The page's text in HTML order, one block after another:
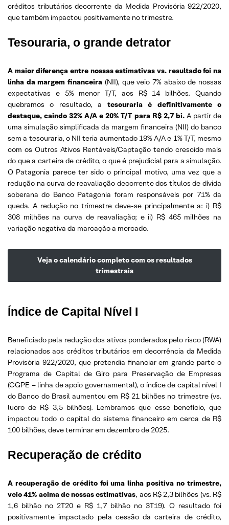
créditos tributários decorrente da Medida Provisória 922/2020,
que também impactou positivamente no trimestre.
Tesouraria, o grande detrator
A maior diferença entre nossas estimativas vs. resultado foi na
linha da margem financeira (NII), que veio 7% abaixo de nossas
expectativas e 5% menor T/T, aos R$ 14 bilhões. Quando
quebramos o resultado, a tesouraria é definitivamente o
destaque, caindo 32% A/A e 20% T/T para R$ 2,7 bi.A partir de
uma simulação simplificada da margem financeira (NII) do banco
sem a tesouraria, o NII teria aumentado 19% A/A e 1% T/T, mesmo
com os Outros Ativos Rentáveis/Captação tendo crescido mais
do que a carteira de crédito, o que é prejudicial para a simulação.
O Patagonia parece ter sido o principal motivo, uma vez que a
redução na curva de reavaliação decorrente dos títulos de dívida
soberana do Banco Patagonia foram responsáveis ​​por 71% da
queda. A redução no trimestre deve-se principalmente a: i) R$
308 milhões na curva de reavaliação; e ii) R$ 465 milhões na
variação negativa da marcação a mercado.
Veja o calendário completo com os resultados
trimestrais
Índice de Capital Nível I
Beneficiado pela redução dos ativos ponderados pelo risco (RWA)
relacionados aos créditos tributários em decorrência da Medida
Provisória 922/2020, que pretendia financiar em grande parte o
Programa de Capital de Giro para Preservação de Empresas
(CGPE – linha de apoio governamental), o índice de capital nível I
do Banco do Brasil aumentou em R$ 21 bilhões no trimestre (vs.
lucro de R$ 3,5 bilhões). Lembramos que esse benefício, que
impactou todo o capital do sistema financeiro em cerca de R$
100 bilhões, deve terminar em dezembro de 2025.
Recuperação de crédito
A recuperação de crédito foi uma linha positiva no trimestre,
veio 41% acima de nossas estimativas, aos R$ 2,3 bilhões (vs. R$
1,6 bilhão no 2T20 e R$ 1,7 bilhão no 3T19). O resultado foi
positivamente impactado pela cessão da carteira de crédito,